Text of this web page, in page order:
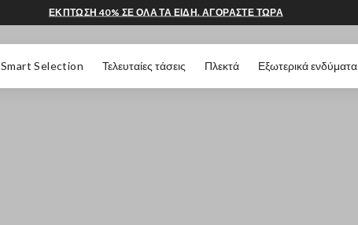
Smart Selection Τελευταίες τάσεις Πλεκτά Εξωτερικά ενδύματα
ΕΚΠΤΩΣΗ 40% ΣΕ ΟΛΑ ΤΑ ΕΙΔΗ. ΑΓΟΡΑΣΤΕ ΤΩΡΑ